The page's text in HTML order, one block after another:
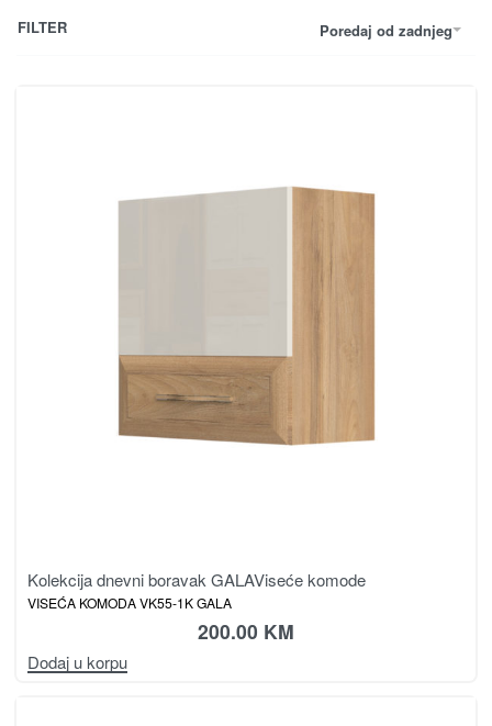
Poredaj od zadnjeg
FILTER
Kolekcija dnevni boravak GALAViseće komode
VISEĆA KOMODA VK55-1K GALA
200.00 KM
Dodaj u korpu